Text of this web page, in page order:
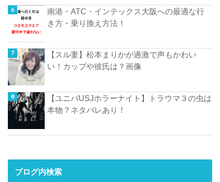
南港・ATC・インテックス大阪への最適な行
き方・乗り換え方法！
【スル妻】松本まりかが過激で声もかわい
い！カップや彼氏は？画像
【ユニバUSJホラーナイト】トラウマ３の虫は
本物？ネタバレあり！
ブログ内検索